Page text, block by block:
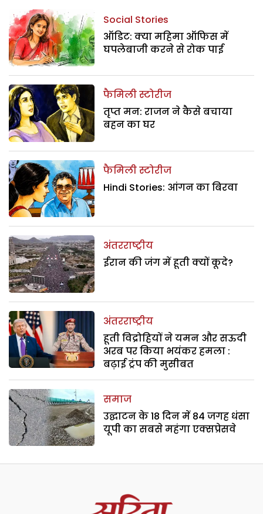
Social Stories
ऑडिट: क्या महिमा ऑफिस में
घपलेबाजी करने से रोक पाई
फैमिली स्टोरीज
तृप्त मन: राजन ने कैसे बचाया
बहन का घर
फैमिली स्टोरीज
Hindi Stories: आंगन का बिरवा
अंतरराष्ट्रीय
ईरान की जंग में हूती क्यों कूदे?
अंतरराष्ट्रीय
हूती विद्रोहियों ने यमन और सऊदी
अरब पर किया भयंकर हमला :
बढ़ाई ट्रंप की मुसीबत
समाज
उद्घाटन के 18 दिन में 84 जगह धंसा
यूपी का सबसे महंगा एक्सप्रेसवे